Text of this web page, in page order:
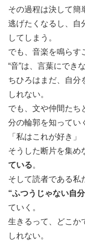
その過程は決して簡
逃げたくなるし、自
してしまう。
でも、音楽を鳴らす
“音”は、言葉にでき
ちひろはまだ、自分
しれない。
でも、文や仲間たち
分の輪郭を知ってい
「私はこれが好き」
そうした断片を集め
ている。
そして読者である私
“ふつうじゃない自
ていく。
生きるって、どこか
しれない。